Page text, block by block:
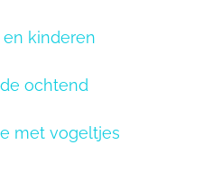
kinderen
ochtend
met vogeltjes